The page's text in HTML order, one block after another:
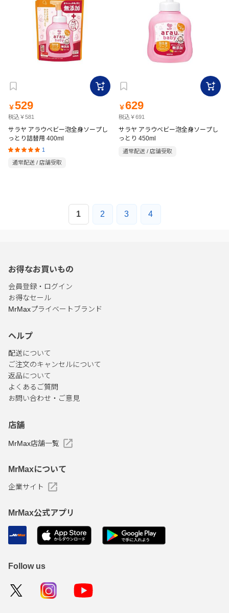
￥529
税込￥581
サラヤ アラウベビー泡全身ソープし
っとり詰替用 400ml
1
通常配送 / 店舗受取
￥629
税込￥691
サラヤ アラウベビー泡全身ソープし
っとり 450ml
通常配送 / 店舗受取
1 2 3 4
お得なお買いもの
会員登録・ログイン
お得なセール
MrMaxプライベートブランド
ヘルプ
配送について
ご注文のキャンセルについて
返品について
よくあるご質問
お問い合わせ・ご意見
店舗
MrMax店舗一覧
MrMaxについて
企業サイト
MrMax公式アプリ
Follow us